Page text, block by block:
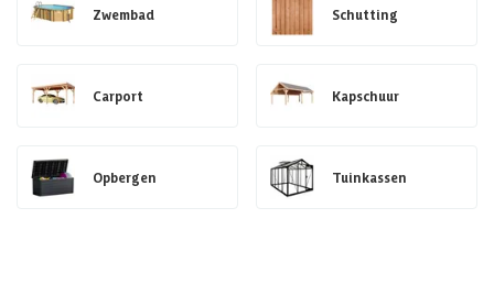
Zwembad Schutting
Carport Kapschuur
Opbergen Tuinkassen